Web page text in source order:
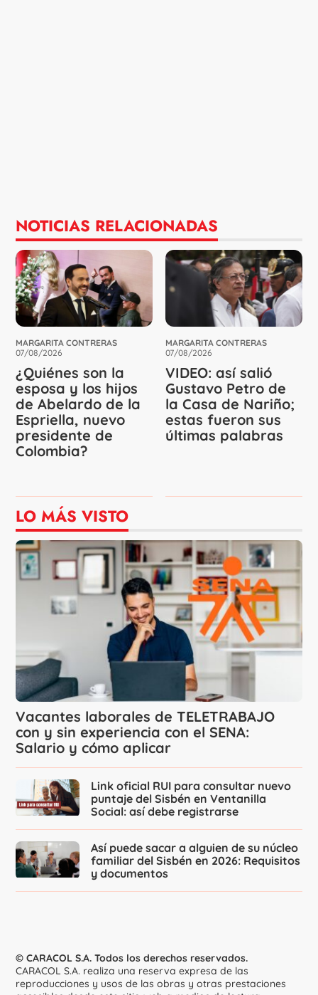
NOTICIAS RELACIONADAS
MARGARITA CONTRERAS
07/08/2026
¿Quiénes son la
esposa y los hijos
de Abelardo de la
Espriella, nuevo
presidente de
Colombia?
MARGARITA CONTRERAS
07/08/2026
VIDEO: así salió
Gustavo Petro de
la Casa de Nariño;
estas fueron sus
últimas palabras
LO MÁS VISTO
Vacantes laborales de TELETRABAJO
con y sin experiencia con el SENA:
Salario y cómo aplicar
Link oficial RUI para consultar nuevo
puntaje del Sisbén en Ventanilla
Social: así debe registrarse
Así puede sacar a alguien de su núcleo
familiar del Sisbén en 2026: Requisitos
y documentos
© CARACOL S.A. Todos los derechos reservados.
CARACOL S.A. realiza una reserva expresa de las
reproducciones y usos de las obras y otras prestaciones